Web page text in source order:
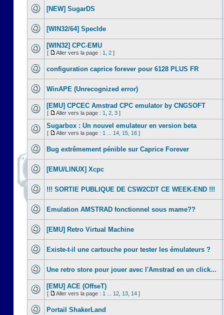
[NEW] SugarDS
[WIN32/64] SpecIde
[WIN32] CPC-EMU
[ Aller vers la page : 1 2 ]
configuration caprice forever pour 6128 PLUS FR
WinAPE (Unrecognized error)
[EMU] CPCEC Amstrad CPC emulator by CNGSOFT
[ Aller vers la page : 1 2 3 ]
Sugarbox : Un nouvel emulateur en version beta
[ Aller vers la page : 1 14 15 16 ]
Bug extrêmement pénible sur Caprice Forever
[EMU/LINUX] Xcpc
!!! SORTIE PUBLIQUE DE CSW2CDT CE WEEK-END !!!
Emulation AMSTRAD fonctionnel sous mame??
[EMU] Retro Virtual Machine
Existe-t-il une cartouche pour tester les émulateurs ?
Une retro store pour jouer avec l'Amstrad en un click...
[EMU] ACE (OffseT)
[ Aller vers la page : 1 12 13 14 ]
Portail ShakerLand